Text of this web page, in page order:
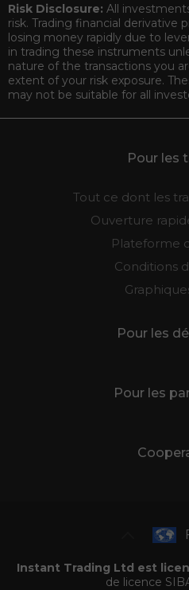
Risk Disclosure: All
risk. Trading financial derivative
losing money rapidly due to
in trading these instruments
nature of the transactions you
extent of your risk exposure.
may not be suitable for all
Pour les
Tout ce dont les
Ouverture
Plateforme
Conditions
Pour les
Pour les
Instant Trading Ltd est
de licence